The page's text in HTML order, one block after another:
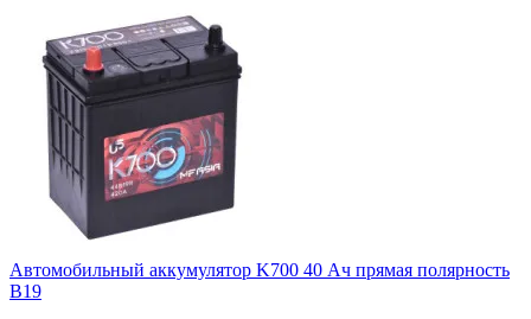
Автомобильный аккумулятор K700 40 Ач прямая полярность
B19